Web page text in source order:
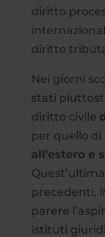
diritto
diritto
Nei giorni
stati
diritto civile
per quello di
all’estero e
precedenti,
parere
istituti